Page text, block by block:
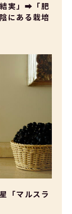
実」➡「肥
にある栽培
「マルスラ